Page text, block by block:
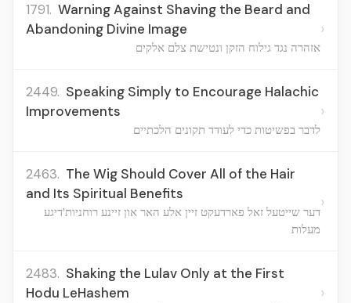
1791. Warning Against Shaving the Beard and
Abandoning Divine Image
אזהרה נגד גילוח הזקן ונטישת צלם אלקים
›
2449. Speaking Simply to Encourage Halachic
Improvements
לדבר בפשיטות כדי לעודד תקונים הלכתיים
›
2463. The Wig Should Cover All of the Hair
and Its Spiritual Benefits
דער שייטעל זאל פארדעקט זיין אלע האר און זיינע רוחניות'דיגע
מעלות
›
2483. Shaking the Lulav Only at the First
Hodu LeHashem
›